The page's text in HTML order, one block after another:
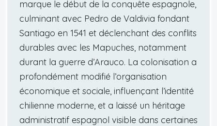
marque le début de la conquête espagnole,
culminant avec Pedro de Valdivia fondant
Santiago en 1541 et déclenchant des conflits
durables avec les Mapuches, notamment
durant la guerre d’Arauco. La colonisation a
profondément modifié l’organisation
économique et sociale, influençant l’identité
chilienne moderne, et a laissé un héritage
administratif espagnol visible dans certaines